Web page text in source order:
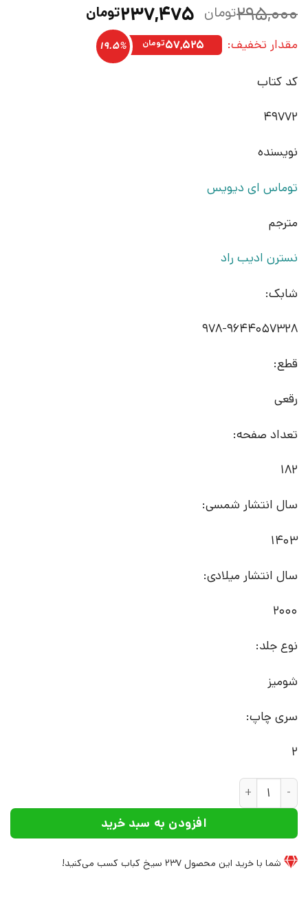
۲۹۵,۰۰۰تومان قیمت
اصلی:
۲۹۵,۰۰۰تومان
۲۳۷,۴۷۵تومان
مقدار تخفیف: ۵۷,۵۲۵تومان 19.5%
کد کتاب
49772
نویسنده
توماس ای دیویس
مترجم
نسترن ادیب راد
شابک:
978-9644057328
قطع:
رقعی
تعداد صفحه:
182
سال انتشار شمسی:
1403
سال انتشار میلادی:
2000
نوع جلد:
شومیز
سری چاپ:
2
کتاب مشاوره مدرسه با رویکرد راه حل محور | انتشارات علم عدد
افزودن به سبد خرید
شما با خرید این محصول 237 سیخ کباب کسب می‌کنید!